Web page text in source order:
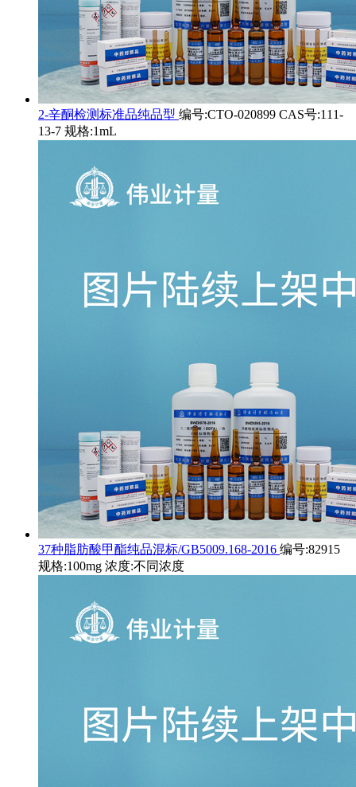
2-辛酮检测标准品纯品型 编号:CTO-020899 CAS号:111-
13-7 规格:1mL
37种脂肪酸甲酯纯品混标/GB5009.168-2016 编号:82915
规格:100mg 浓度:不同浓度